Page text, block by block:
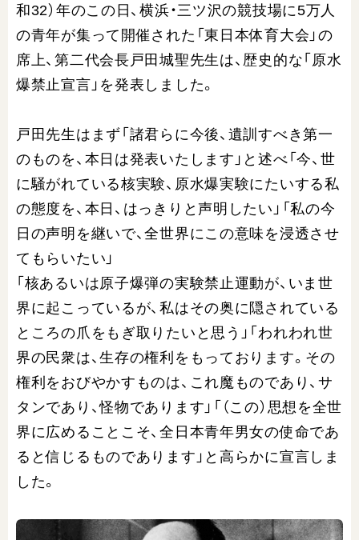
和32）年のこの日、横浜・三ツ沢の競技場に5万人
の青年が集って開催された「東日本体育大会」の
席上、第二代会長戸田城聖先生は、歴史的な「原水
爆禁止宣言」を発表しました。
戸田先生はまず「諸君らに今後、遺訓すべき第一
のものを、本日は発表いたします」と述べ「今、世
に騒がれている核実験、原水爆実験にたいする私
の態度を、本日、はっきりと声明したい」「私の今
日の声明を継いで、全世界にこの意味を浸透させ
てもらいたい」
「核あるいは原子爆弾の実験禁止運動が、いま世
界に起こっているが、私はその奥に隠されている
ところの爪をもぎ取りたいと思う」「われわれ世
界の民衆は、生存の権利をもっております。その
権利をおびやかすものは、これ魔ものであり、サ
タンであり、怪物であります」「（この）思想を全世
界に広めることこそ、全日本青年男女の使命であ
ると信じるものであります」と高らかに宣言しま
した。